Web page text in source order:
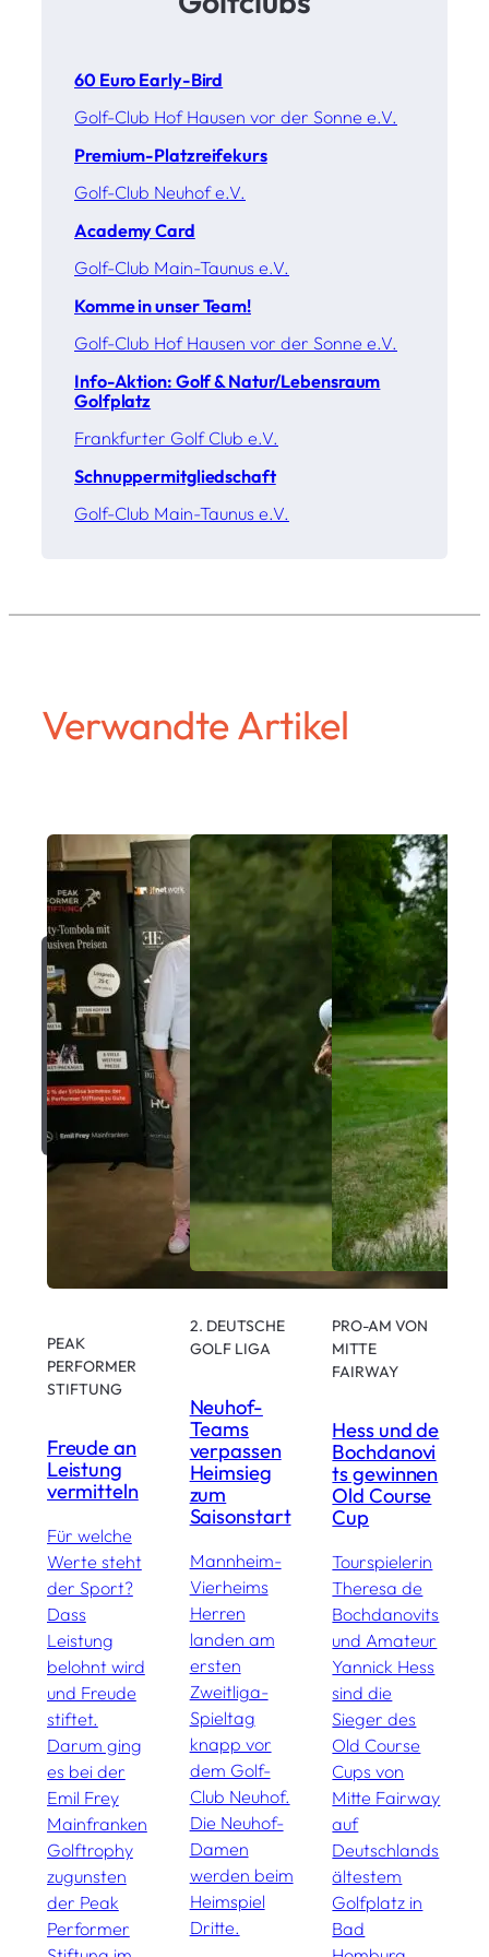
60 Euro Early-Bird
Golf-Club Hof Hausen vor der Sonne e.V.
Premium-Platzreifekurs
Golf-Club Neuhof e.V.
Academy Card
Golf-Club Main-Taunus e.V.
Komme in unser Team!
Golf-Club Hof Hausen vor der Sonne e.V.
Info-Aktion: Golf & Natur/Lebensraum
Golfplatz
Frankfurter Golf Club e.V.
Schnuppermitgliedschaft
Golf-Club Main-Taunus e.V.
Verwandte Artikel
PEAK
PERFORMER
STIFTUNG
Freude an
Leistung
vermitteln
Für welche
Werte steht
der Sport?
Dass
Leistung
belohnt wird
und Freude
stiftet.
Darum ging
es bei der
Emil Frey
Mainfranken
Golftrophy
zugunsten
der Peak
Performer
2. DEUTSCHE
GOLF LIGA
Neuhof-
Teams
verpassen
Heimsieg
zum
Saisonstart
Mannheim-
Vierheims
Herren
landen am
ersten
Zweitliga-
Spieltag
knapp vor
dem Golf-
Club Neuhof.
Die Neuhof-
Damen
werden beim
Heimspiel
Dritte.
PRO-AM VON
MITTE
FAIRWAY
Hess und de
Bochdanovi
ts gewinnen
Old Course
Cup
Tourspielerin
Theresa de
Bochdanovits
und Amateur
Yannick Hess
sind die
Sieger des
Old Course
Cups von
Mitte Fairway
auf
Deutschlands
ältestem
Golfplatz in
Bad